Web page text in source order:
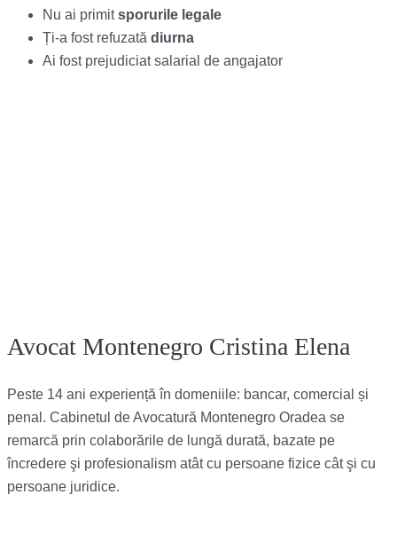
Nu ai primitsporurile legale
Ți-a fost refuzată diurna
Ai fost prejudiciat salarial de angajator
Avocat Montenegro Cristina Elena
Peste 14 ani experiență în domeniile: bancar, comercial și
penal. Cabinetul de Avocatură Montenegro Oradea se
remarcă prin colaborările de lungă durată, bazate pe
încredere şi profesionalism atât cu persoane fizice cât şi cu
persoane juridice.